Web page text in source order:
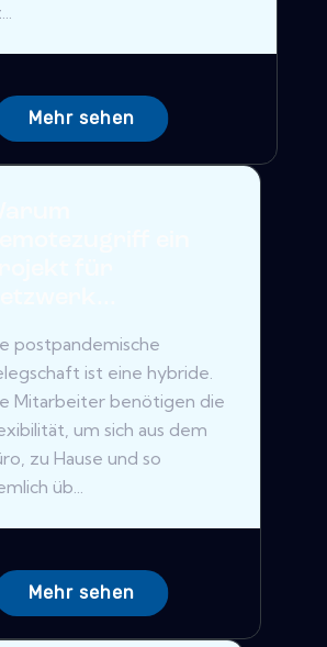
Mehr sehen
postpandemische
ist eine hybride.
Mitarbeiter benötigen die
um sich aus dem
zu Hause und so
üb...
Mehr sehen